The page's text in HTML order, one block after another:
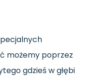
możemy poprzez
gdzieś w głębi